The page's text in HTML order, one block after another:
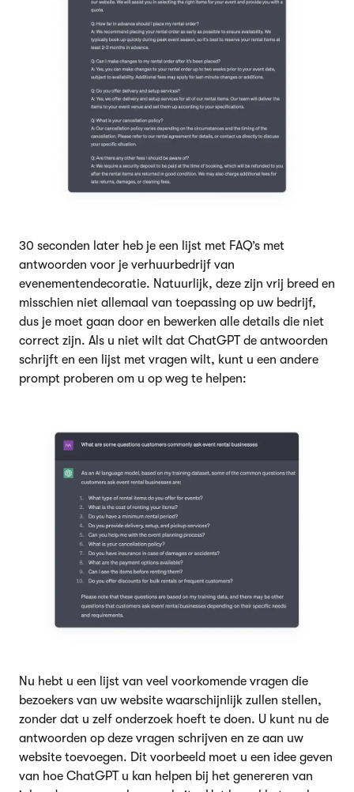
30 seconden later heb je een lijst met FAQ’s met
antwoorden voor je verhuurbedrijf van
evenementendecoratie. Natuurlijk, deze zijn vrij breed en
misschien niet allemaal van toepassing op uw bedrijf,
dus je moet gaan door en bewerken alle details die niet
correct zijn. Als u niet wilt dat ChatGPT de antwoorden
schrijft en een lijst met vragen wilt, kunt u een andere
prompt proberen om u op weg te helpen:
Nu hebt u een lijst van veel voorkomende vragen die
bezoekers van uw website waarschijnlijk zullen stellen,
zonder dat u zelf onderzoek hoeft te doen. U kunt nu de
antwoorden op deze vragen schrijven en ze aan uw
website toevoegen. Dit voorbeeld moet u een idee geven
van hoe ChatGPT u kan helpen bij het genereren van